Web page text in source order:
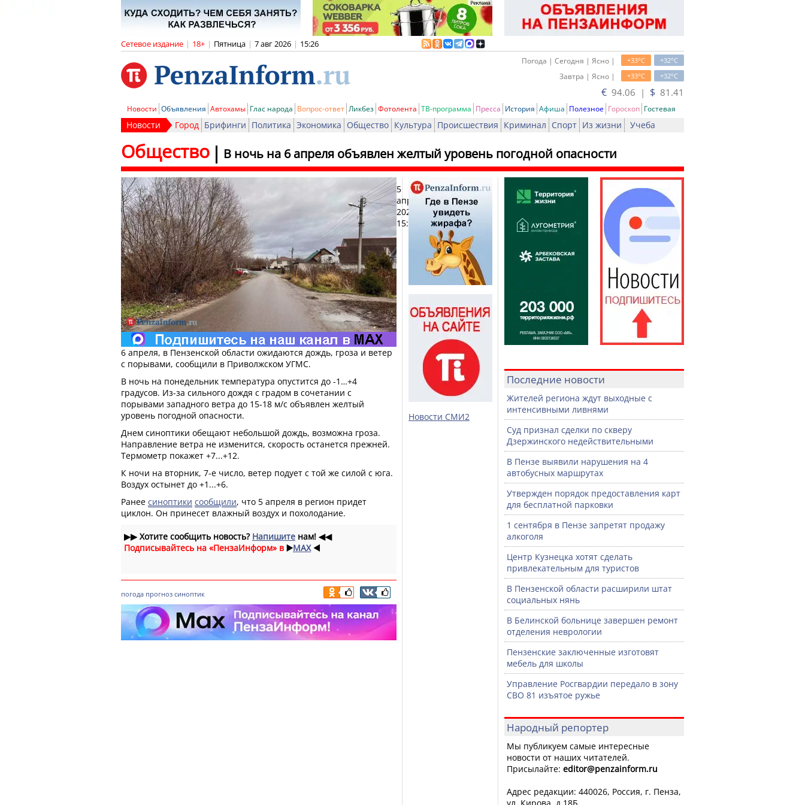
Сетевое издание | 18+ | Пятница | 7 авг 2026 | 15:26
+32oC
+33oC
Погода | Сегодня | Ясно |
+32oC
+33oC
Завтра | Ясно |
€ 94.06 | $ 81.41
Новости Объявления Автохамы Глас народа Вопрос-ответ Ликбез Фотолента ТВ-программа Пресса История Афиша Полезное Гороскоп Гостевая
Новости Город Брифинги Политика Экономика Общество Культура Происшествия Криминал Спорт Из жизни Учеба
В ночь на 6 апреля объявлен желтый уровень погодной опасности
Общество
5
апреля
2026,
15:46
Печать
6 апреля, в Пензенской области ожидаются дождь, гроза и ветер
с порывами, сообщили в Приволжском УГМС.
В ночь на понедельник температура опустится до -1…+4
градусов. Из-за сильного дождя с градом в сочетании с
порывами западного ветра до 15-18 м/с объявлен желтый
уровень погодной опасности.
Днем синоптики обещают небольшой дождь, возможна гроза.
Направление ветра не изменится, скорость останется прежней.
Термометр покажет +7...+12.
К ночи на вторник, 7-е число, ветер подует с той же силой с юга.
Воздух остынет до +1...+6.
Ранее синоптики сообщили, что 5 апреля в регион придет
циклон. Он принесет влажный воздух и похолодание.
▶▶Хотите сообщить новость? Напишите нам! ◀◀
Подписывайтесь на «ПензаИнформ» в ▶️MAX ◀️
погода прогноз синоптик
Новости СМИ2
Последние новости
Жителей региона ждут выходные с
интенсивными ливнями
Суд признал сделки по скверу
Дзержинского недействительными
В Пензе выявили нарушения на 4
автобусных маршрутах
Утвержден порядок предоставления карт
для бесплатной парковки
1 сентября в Пензе запретят продажу
алкоголя
Центр Кузнецка хотят сделать
привлекательным для туристов
В Пензенской области расширили штат
социальных нянь
В Белинской больнице завершен ремонт
отделения неврологии
Пензенские заключенные изготовят
мебель для школы
Управление Росгвардии передало в зону
СВО 81 изъятое ружье
Народный репортер
Мы публикуем самые интересные
новости от наших читателей.
Присылайте: editor@penzainform.ru
Адрес редакции: 440026, Россия, г. Пенза,